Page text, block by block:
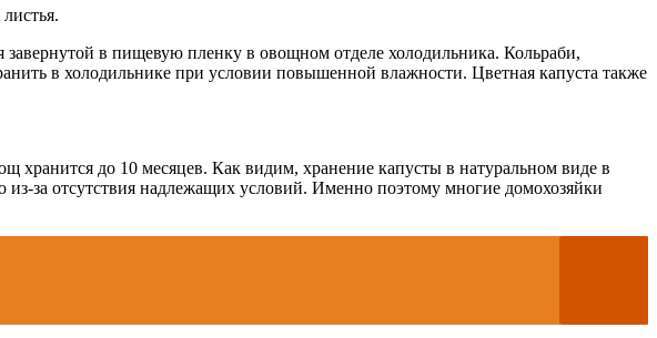
завернутой в пищевую пленку в овощном отделе холодильника. Кольраби,
в холодильнике при условии повышенной влажности. Цветная капуста также
хранится до 10 месяцев. Как видим, хранение капусты в натуральном виде в
за отсутствия надлежащих условий. Именно поэтому многие домохозяйки